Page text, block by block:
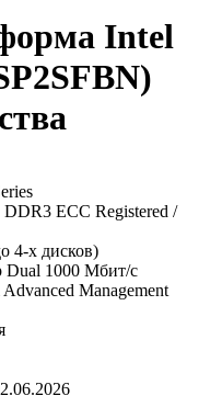
Intel
ECC Registered /
4-х дисков)
Dual 1000 Мбит/с
Management